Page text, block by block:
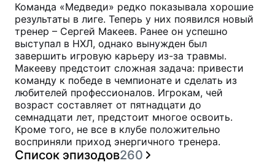
Команда «Медведи» редко показывала хорошие
результаты в лиге. Теперь у них появился новый
тренер – Сергей Макеев. Ранее он успешно
выступал в НХЛ, однако вынужден был
завершить игровую карьеру из-за травмы.
Макееву предстоит сложная задача: привести
команду к победе в чемпионате и сделать из
любителей профессионалов. Игрокам, чей
возраст составляет от пятнадцати до
семнадцати лет, предстоит многое освоить.
Кроме того, не все в клубе положительно
восприняли приход энергичного тренера.
Список эпизодов260